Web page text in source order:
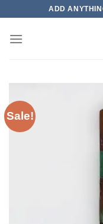
content
ADD
Sale!